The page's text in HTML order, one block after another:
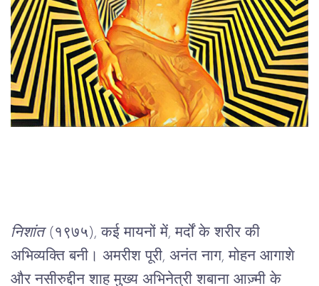
निशांत (१९७५), कई मायनों में, मर्दों के शरीर की
अभिव्यक्ति बनी। अमरीश पूरी, अनंत नाग, मोहन आगाशे
और नसीरुद्दीन शाह मुख्य अभिनेत्री शबाना आज़्मी के